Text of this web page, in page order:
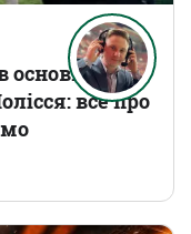
основному
все про